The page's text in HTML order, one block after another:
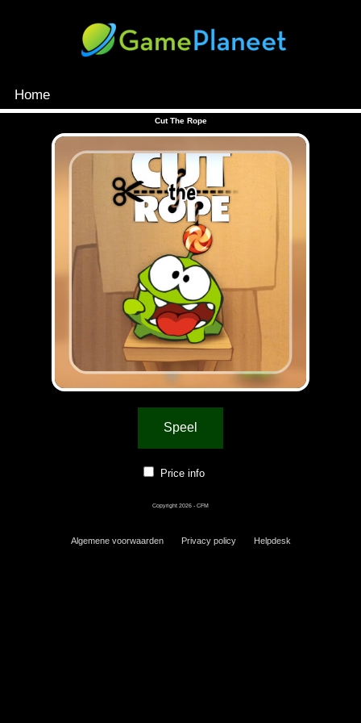
Home
Cut The Rope
Speel
Price info
Copyright 2026 - CFM
Algemene voorwaarden Privacy policy Helpdesk